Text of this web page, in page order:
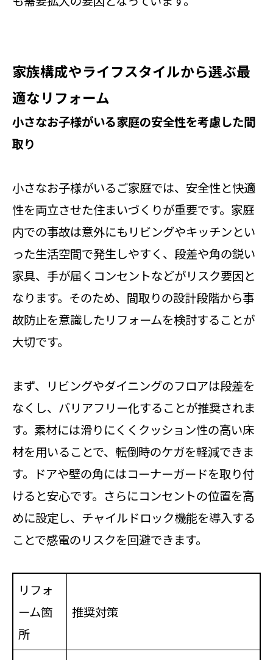
家族構成やライフスタイルから選ぶ最
適なリフォーム
小さなお子様がいる家庭の安全性を考慮した間
取り
小さなお子様がいるご家庭では、安全性と快適
性を両立させた住まいづくりが重要です。家庭
内での事故は意外にもリビングやキッチンとい
った生活空間で発生しやすく、段差や角の鋭い
家具、手が届くコンセントなどがリスク要因と
なります。そのため、間取りの設計段階から事
故防止を意識したリフォームを検討することが
大切です。
まず、リビングやダイニングのフロアは段差を
なくし、バリアフリー化することが推奨されま
す。素材には滑りにくくクッション性の高い床
材を用いることで、転倒時のケガを軽減できま
す。ドアや壁の角にはコーナーガードを取り付
けると安心です。さらにコンセントの位置を高
めに設定し、チャイルドロック機能を導入する
ことで感電のリスクを回避できます。
リフォ
ーム箇
所
推奨対策